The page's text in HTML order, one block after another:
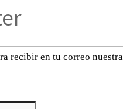
recibir en tu correo